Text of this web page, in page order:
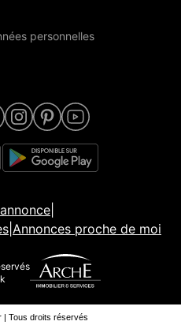
personnelles
Annonces proche de moi
| Tous droits réservés